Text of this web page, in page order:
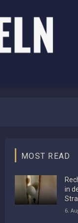
MOST READ
in
6.